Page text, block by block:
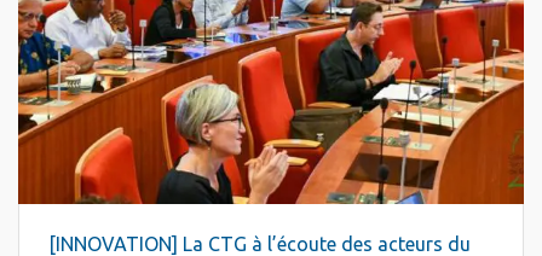
[INNOVATION] La CTG à l’écoute des acteurs du